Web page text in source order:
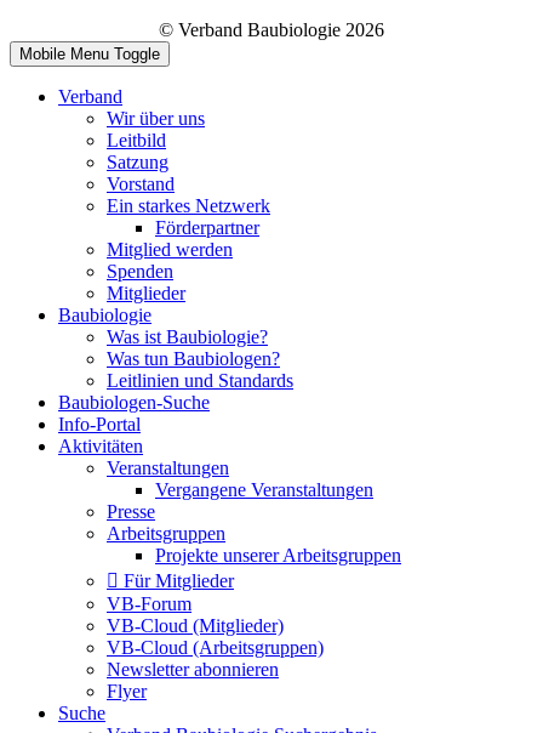
© Verband Baubiologie 2026
Mobile Menu Toggle
Verband
Wir über uns
Leitbild
Satzung
Vorstand
Ein starkes Netzwerk
Förderpartner
Mitglied werden
Spenden
Mitglieder
Baubiologie
Was ist Baubiologie?
Was tun Baubiologen?
Leitlinien und Standards
Baubiologen-Suche
Info-Portal
Aktivitäten
Veranstaltungen
Vergangene Veranstaltungen
Presse
Arbeitsgruppen
Projekte unserer Arbeitsgruppen
Für Mitglieder
VB-Forum
VB-Cloud (Mitglieder)
VB-Cloud (Arbeitsgruppen)
Newsletter abonnieren
Flyer
Suche